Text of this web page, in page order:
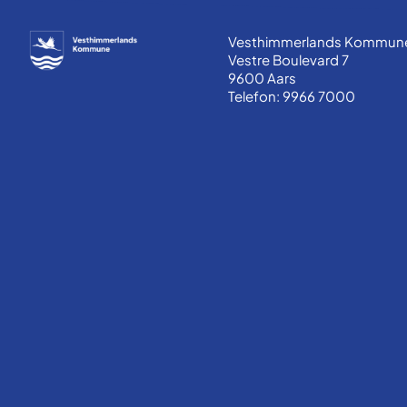
Vesthimmerlands
Vestre Boulevard 7
9600 Aars
Telefon: 9966 7000